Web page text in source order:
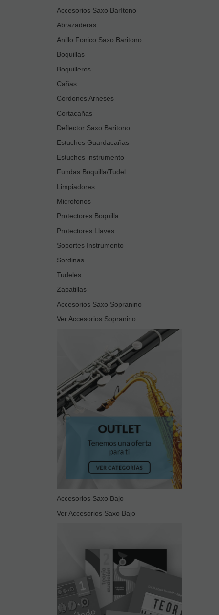
Accesorios Saxo Barítono
Abrazaderas
Anillo Fonico Saxo Baritono
Boquillas
Boquilleros
Cañas
Cordones Arneses
Cortacañas
Deflector Saxo Baritono
Estuches Guardacañas
Estuches Instrumento
Fundas Boquilla/Tudel
Limpiadores
Microfonos
Protectores Boquilla
Protectores Llaves
Soportes Instrumento
Sordinas
Tudeles
Zapatillas
Accesorios Saxo Sopranino
Ver Accesorios Sopranino
Accesorios Saxo Bajo
Ver Accesorios Saxo Bajo